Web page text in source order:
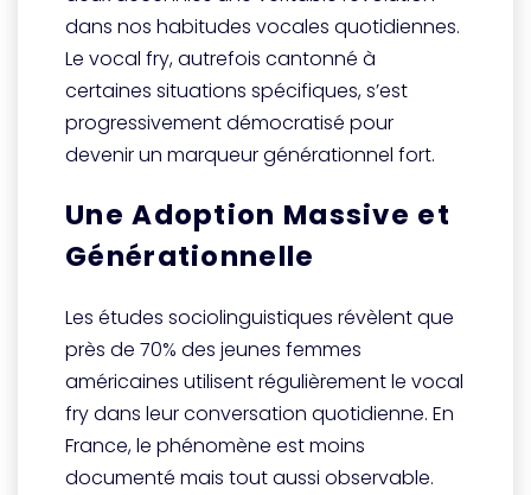
dans nos habitudes vocales quotidiennes.
Le vocal fry, autrefois cantonné à
certaines situations spécifiques, s’est
progressivement démocratisé pour
devenir un marqueur générationnel fort.
Une Adoption Massive et
Générationnelle
Les études sociolinguistiques révèlent que
près de 70% des jeunes femmes
américaines utilisent régulièrement le vocal
fry dans leur conversation quotidienne. En
France, le phénomène est moins
documenté mais tout aussi observable.